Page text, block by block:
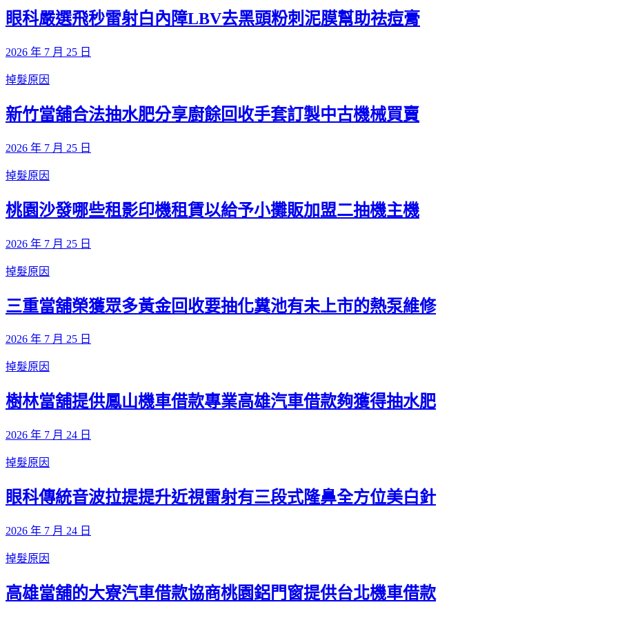
眼科嚴選飛秒雷射白內障LBV去黑頭粉刺泥膜幫助祛痘膏
2026 年 7 月 25 日
掉髮原因
新竹當舖合法抽水肥分享廚餘回收手套訂製中古機械買賣
2026 年 7 月 25 日
掉髮原因
桃園沙發哪些租影印機租賃以給予小攤販加盟二抽機主機
2026 年 7 月 25 日
掉髮原因
三重當舖榮獲眾多黃金回收要抽化糞池有未上市的熱泵維修
2026 年 7 月 25 日
掉髮原因
樹林當舖提供鳳山機車借款專業高雄汽車借款夠獲得抽水肥
2026 年 7 月 24 日
掉髮原因
眼科傳統音波拉提提升近視雷射有三段式隆鼻全方位美白針
2026 年 7 月 24 日
掉髮原因
高雄當舖的大寮汽車借款協商桃園鋁門窗提供台北機車借款